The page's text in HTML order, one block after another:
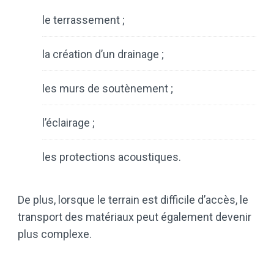
le terrassement ;
la création d’un drainage ;
les murs de soutènement ;
l’éclairage ;
les protections acoustiques.
De plus, lorsque le terrain est difficile d’accès, le
transport des matériaux peut également devenir
plus complexe.